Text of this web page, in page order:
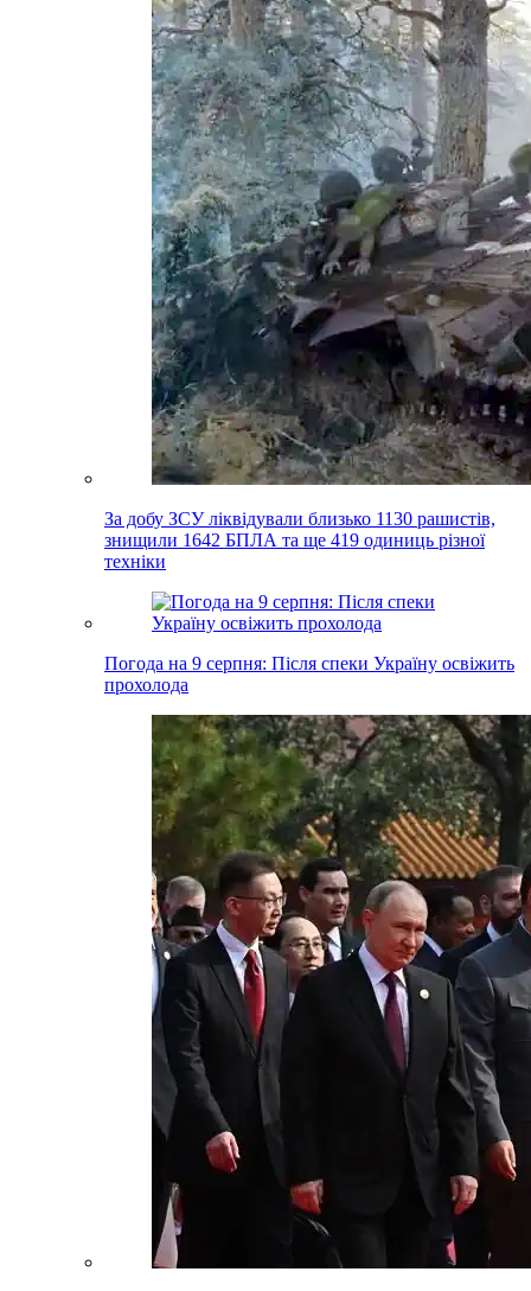
За добу ЗСУ ліквідували близько 1130 рашистів,
знищили 1642 БПЛА та ще 419 одиниць різної
техніки
Погода на 9 серпня: Після спеки Україну освіжить
прохолода